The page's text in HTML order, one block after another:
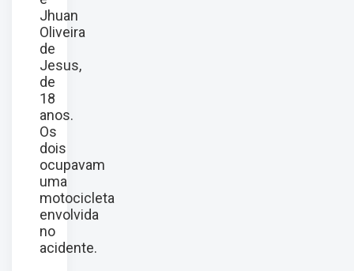
Jhuan
Oliveira
de
Jesus,
de
18
anos.
Os
dois
ocupavam
uma
motocicleta
envolvida
no
acidente.